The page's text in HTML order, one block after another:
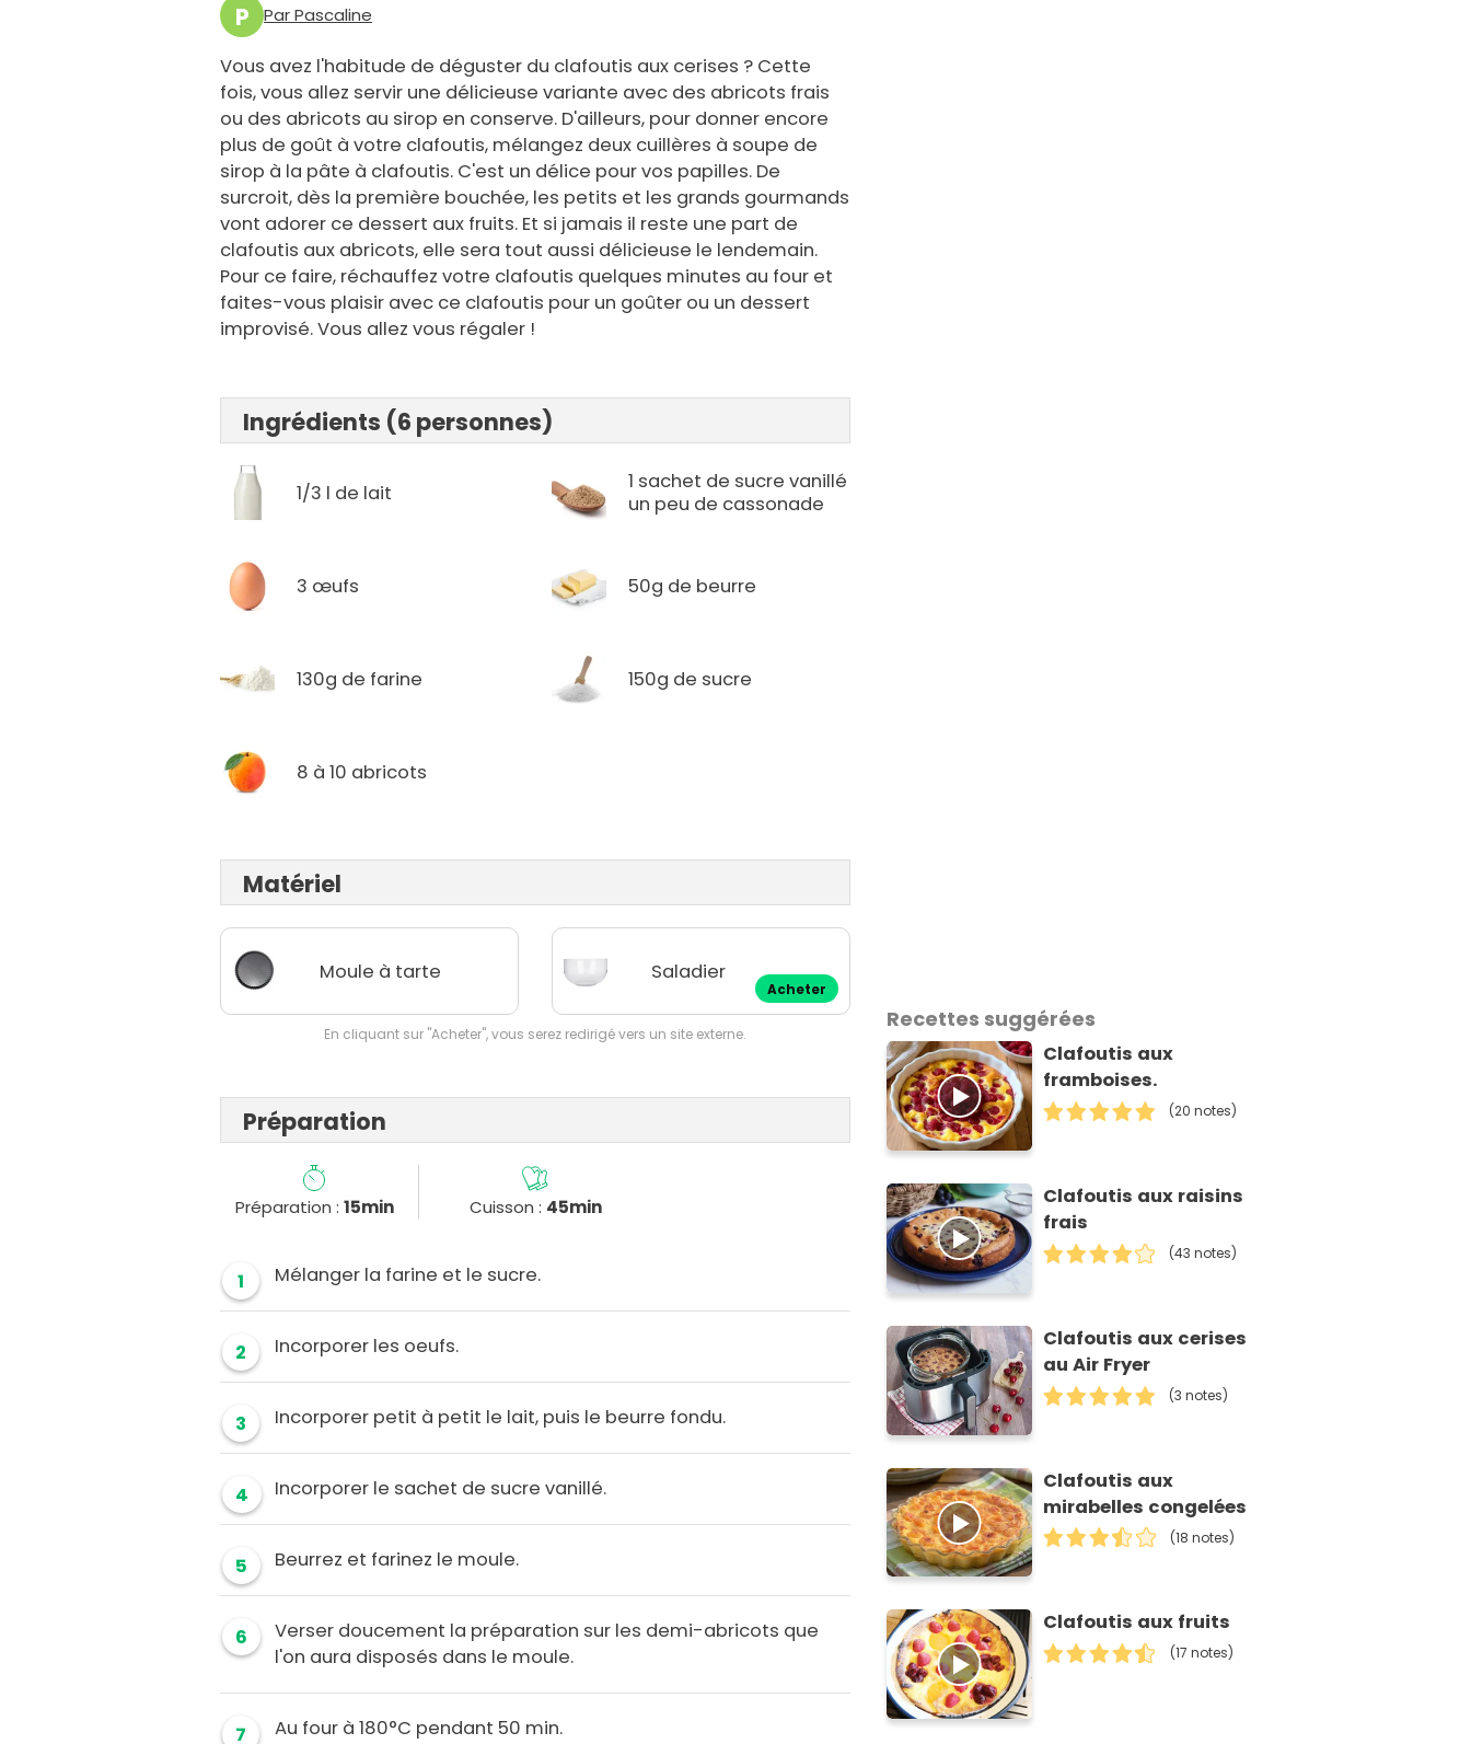
P Par Pascaline
Vous avez l'habitude de déguster du clafoutis aux cerises ? Cette
fois, vous allez servir une délicieuse variante avec des abricots frais
ou des abricots au sirop en conserve. D'ailleurs, pour donner encore
plus de goût à votre clafoutis, mélangez deux cuillères à soupe de
sirop à la pâte à clafoutis. C'est un délice pour vos papilles. De
surcroit, dès la première bouchée, les petits et les grands gourmands
vont adorer ce dessert aux fruits. Et si jamais il reste une part de
clafoutis aux abricots, elle sera tout aussi délicieuse le lendemain.
Pour ce faire, réchauffez votre clafoutis quelques minutes au four et
faites-vous plaisir avec ce clafoutis pour un goûter ou un dessert
improvisé. Vous allez vous régaler !
Ingrédients (6 personnes)
1/3 l de lait
1 sachet de sucre vanillé
un peu de cassonade
3 œufs 50g de beurre
130g de farine 150g de sucre
8 à 10 abricots
Matériel
Moule à tarte Saladier
Acheter
En cliquant sur "Acheter", vous serez redirigé vers un site externe.
Préparation
Préparation : 15min Cuisson : 45min
1 Mélanger la farine et le sucre.
2 Incorporer les oeufs.
3 Incorporer petit à petit le lait, puis le beurre fondu.
4 Incorporer le sachet de sucre vanillé.
5 Beurrez et farinez le moule.
6
Verser doucement la préparation sur les demi-abricots que
l'on aura disposés dans le moule.
7 Au four à 180°C pendant 50 min.
Recettes suggérées
Clafoutis aux
framboises.
(20 notes)
Clafoutis aux raisins
frais
(43 notes)
Clafoutis aux cerises
au Air Fryer
(3 notes)
Clafoutis aux
mirabelles congelées
(18 notes)
Clafoutis aux fruits
(17 notes)